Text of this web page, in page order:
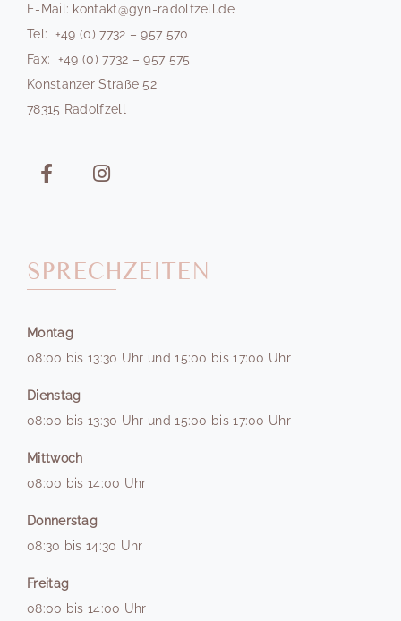
E-Mail: kontakt@gyn-radolfzell.de
Tel: +49 (0) 7732 – 957 570
Fax: +49 (0) 7732 – 957 575
Konstanzer Straße 52
78315 Radolfzell
SPRECHZEITEN
Montag
08:00 bis 13:30 Uhr und 15:00 bis 17:00 Uhr
Dienstag
08:00 bis 13:30 Uhr und 15:00 bis 17:00 Uhr
Mittwoch
08:00 bis 14:00 Uhr
Donnerstag
08:30 bis 14:30 Uhr
Freitag
08:00 bis 14:00 Uhr